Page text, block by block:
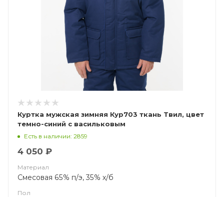
Куртка мужская зимняя Кур703 ткань Твил, цвет
темно-синий с васильковым
Есть в наличии: 2859
4 050 ₽
Материал
Смесовая 65% п/э, 35% х/б
Пол